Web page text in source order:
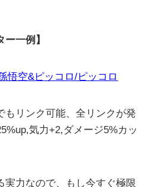
ー一例】
悟空&ピッコロ/ピッコロ
もリンク可能、全リンクが発
気力+2,ダメージ5%カッ
実力なので、もし今すぐ極限